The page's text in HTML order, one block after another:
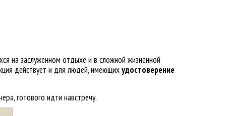
на заслуженном отдыхе и в сложной жизненной
действует и для людей, имеющихудостоверение
готового идти навстречу.